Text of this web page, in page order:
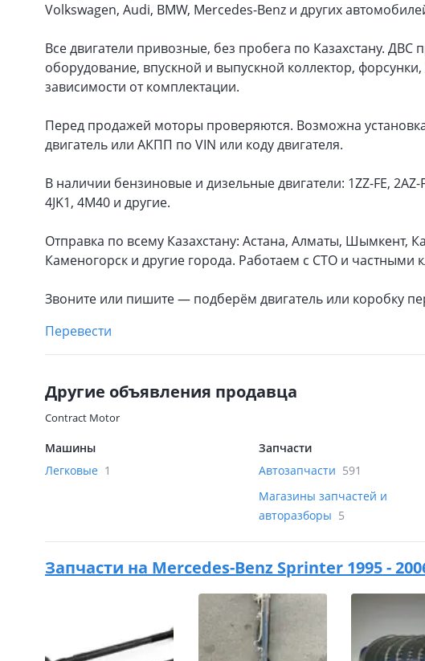
Volkswagen, Audi, BMW, Mercedes-Benz и других
Все двигатели привозные, без пробега по Казахстану. ДВС
оборудование, впускной и выпускной коллектор,
зависимости от комплектации.
Перед продажей моторы проверяются. Возможна
двигатель или АКПП по VIN или коду двигателя.
В наличии бензиновые и дизельные двигатели: 1ZZ-FE, 2AZ-
4JK1, 4M40 и другие.
Отправка по всему Казахстану: Астана, Алматы, Шымкент,
Каменогорск и другие города. Работаем с СТО и частными
Звоните или пишите — подберём двигатель или коробку
Перевести
Другие объявления продавца
Contract Motor
Машины
Легковые 1
Запчасти
Автозапчасти 591
Магазины запчастей и
авторазборы 5
Запчасти на Mercedes-Benz Sprinter 1995 -